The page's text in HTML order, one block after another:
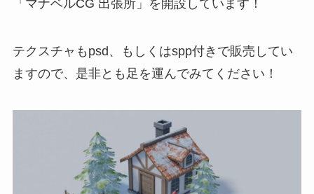
「マナベルCG 出張所」を開設しています！
テクスチャもpsd、もしくはspp付きで販売してい
ますので、是非とも足を運んでみてください！